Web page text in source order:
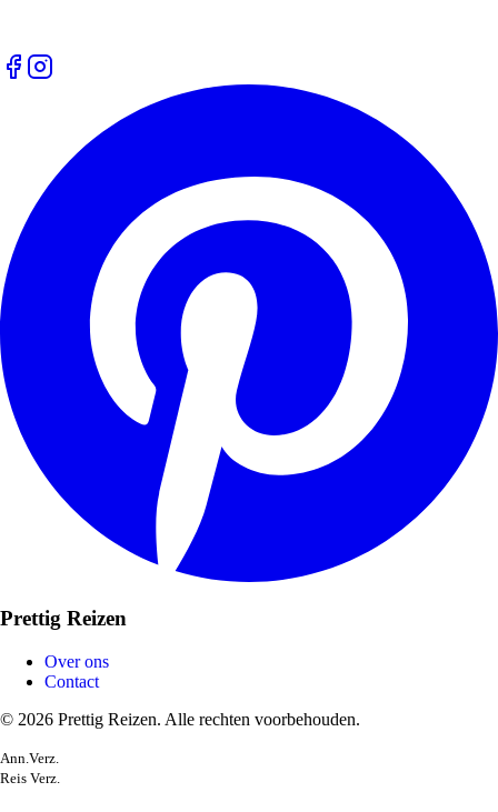
Prettig Reizen
Over ons
Contact
© 2026 Prettig Reizen. Alle rechten voorbehouden.
Ann.Verz.
Reis Verz.